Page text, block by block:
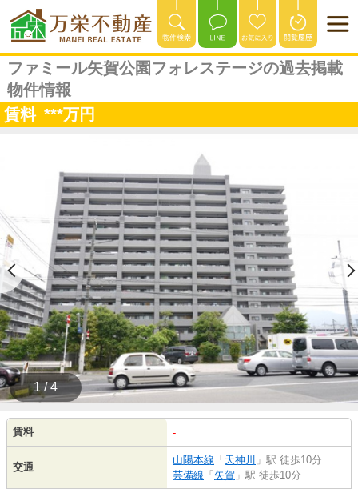
ファミール矢賀公園フォレステージの過去掲載
物件情報
賃料 ***万円
1 / 4
賃料 -
交通
山陽本線 「 天神川 」駅 徒歩10分
芸備線 「 矢賀 」駅 徒歩10分